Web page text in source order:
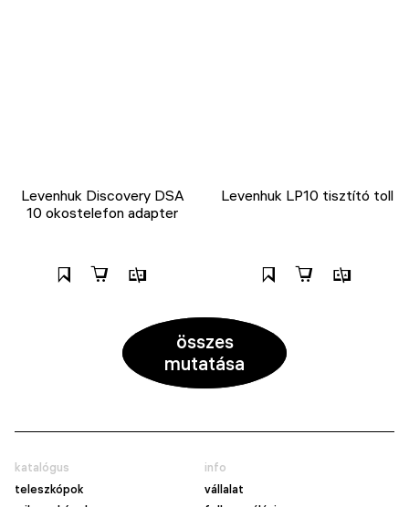
Levenhuk Discovery DSA
10 okostelefon adapter
Levenhuk LP10 tisztító toll
összes
mutatása
katalógus
teleszkópok
info
vállalat